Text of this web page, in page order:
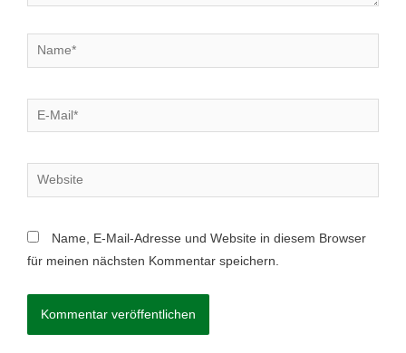
Name, E-Mail-Adresse und Website in diesem Browser
für meinen nächsten Kommentar speichern.